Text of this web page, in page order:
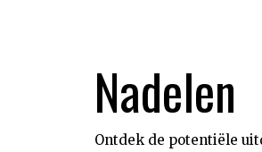
Nadelen
Ontdek de potentiële